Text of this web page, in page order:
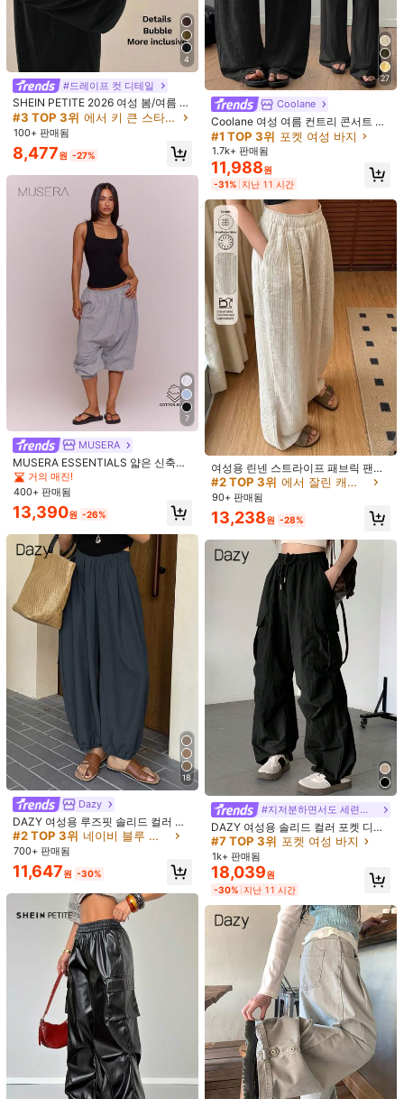
배송지 South Korea
예상 배송:2-5 영업일
무료 반품
안전한 결제 · 개인정보 보호
제품 세부 정보
100% 폴리에스터
엘라스틱 웨이스트
더 보기
ODALIA
4.83
40 팔로워
e***n
20시간 전
L***u
가 탐색 중입니다
4.83
40 팔로워
4.83 40 팔로워
4.83 40 팔로워
40 팔로워
40 팔로워
40 팔로워
4.83 40 팔로워
4.83 40 팔로워
팔로잉
적당한 두께 (1) 좋아함 (1) 매우 귀여움 (1)
마음에 드실 거예요.
추천순 속옷 & 잠옷 의류 액세서리 가방 & 러기지 스포츠
7
8,269원 절약
가을/겨울 신상 대비 컬러 드로스트링
여유로운 캐주얼 팬츠, 아메리칸 하이
웨이스트 스트레이트 레그 사이드 스
트라이프 포켓 와이드 레그 스웨트팬
츠 패치워크 슬라우치 댄스 스포츠 스
웨트팬츠 봄
#2 TOP 3위 에서 네이비 블루 캐주얼 바지
800+ 판매됨 (1000+)
13,521원
-38% 지난 11 시간
13
#블록코어
국내배송 DAZY 여성용 사이드 스트라
이프 끈 허리 롱 팬츠 Y2K
#8 TOP 3위 에서 직물 패브릭 캐주얼 바지
400+ 판매됨
13,490원
4
#드레이프 컷 디테일
SHEIN PETITE 2026 여성 봄/여름 리
조트 컬렉션: 우아한 올리브 그린 루즈
핏 벨보텀 팬츠.
#3 TOP 3위 에서 키 큰 스타일 여성 상의, 블라우스 & 티&여성 하의&여성용 스웨트셔츠&여성 데님&여
100+ 판매됨
8,477원 -27%
7
MUSERA
MUSERA ESSENTIALS 얇은 신축성
허리 드롭 크로치 루즈핏 크롭 커프스
헴 조거 팬츠 귀여운 심플 일상 데일리
우아한 봄 여름 휴가 필수품
거의 매진!
400+ 판매됨
13,390원 -26%
18
Dazy
DAZY 여성용 루즈핏 솔리드 컬러 랜
턴 팬츠, 여름용 캐주얼 크롭 팬츠
#2 TOP 3위 네이비 블루 여성 하의
700+ 판매됨
11,647원 -30%
27
Coolane
Coolane 여성 여름 컨트리 콘서트 외
출 비치 보헤미안 베이직 미니멀리스
트 워싱 100% 코튼 팬츠
#1 TOP 3위 포켓 여성 바지
1.7k+ 판매됨
11,988원
-31% 지난 11 시간
여성용 린넨 스트라이프 패브릭 팬츠,
편안하고 통기성 있는 드레이프 롱 팬
츠, 살구색 여름 신상 베스트셀러 하의
#2 TOP 3위 에서 잘린 캐주얼 바지
90+ 판매됨
13,238원 -28%
#지저분하면서도 세련된 스타일
DAZY 여성용 솔리드 컬러 포켓 디자
인 루즈핏 올매치 카고 팬츠 Y2K 스쿨
#7 TOP 3위 포켓 여성 바지
1k+ 판매됨
18,039원
-30% 지난 11 시간